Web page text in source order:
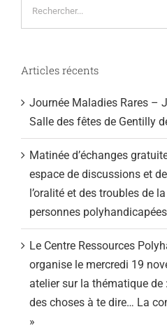
Articles récents
Journée Maladies Rares –
Salle des fêtes de Gentilly
Matinée d’échanges
espace de discussions et
l’oralité et des troubles de
personnes
Le Centre Ressources
organise le mercredi 19
atelier sur la thématique de
des choses à te dire… La
»